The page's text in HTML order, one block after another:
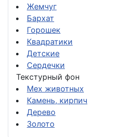
Жемчуг
Бархат
Горошек
Квадратики
Детские
Сердечки
Текстурный фон
Мех животных
Камень, кирпич
Дерево
Золото